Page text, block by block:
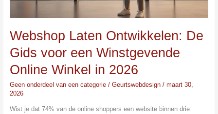
Webshop Laten Ontwikkelen: De
Gids voor een Winstgevende
Online Winkel in 2026
Geen onderdeel van een categorie/ Geurtswebdesign / maart 30,
2026
Wist je dat 74% van de online shoppers een website binnen drie